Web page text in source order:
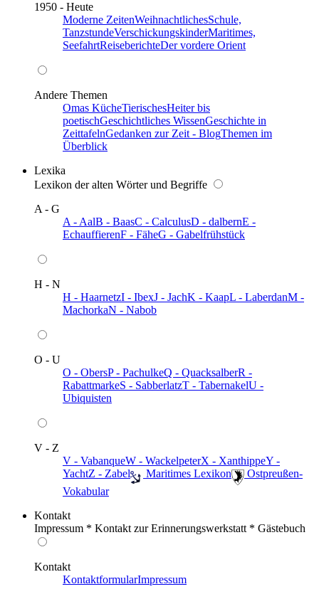
1950 - Heute
Moderne ZeitenWeihnachtlichesSchule,
TanzstundeVerschickungskinderMaritimes,
SeefahrtReiseberichteDer vordere Orient
Andere Themen
Omas KücheTierischesHeiter bis
poetischGeschichtliches WissenGeschichte in
ZeittafelnGedanken zur Zeit - BlogThemen im
Überblick
Lexika
Lexikon der alten Wörter und Begriffe
A - G
A - AalB - BaasC - CalculusD - dalbernE -
EchauffierenF - FäheG - Gabelfrühstück
H - N
H - HaarnetzI - IbexJ - JachK - KaapL - LaberdanM -
MachorkaN - Nabob
O - U
O - ObersP - PachulkeQ - QuacksalberR -
RabattmarkeS - SabberlatzT - TabernakelU -
Ubiquisten
V - Z
V - VabanqueW - WackelpeterX - XanthippeY -
YachtZ - Zabel ️ Maritimes Lexikon
️ Ostpreußen-
Vokabular
Kontakt
Impressum * Kontakt zur Erinnerungswerkstatt * Gästebuch
Kontakt
KontaktformularImpressum